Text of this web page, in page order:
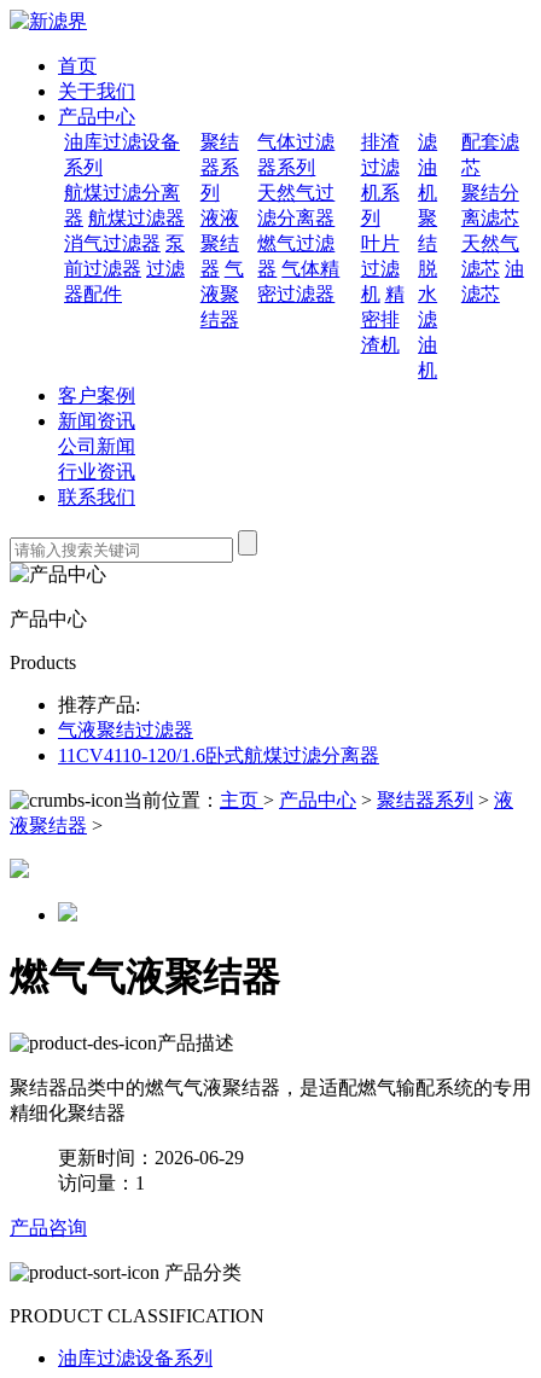
首页
关于我们
产品中心
油库过滤设备
系列
航煤过滤分离
器 航煤过滤器
消气过滤器 泵
前过滤器 过滤
器配件
聚结
器系
列
液液
聚结
器 气
液聚
结器
气体过滤
器系列
天然气过
滤分离器
燃气过滤
器 气体精
密过滤器
排渣
过滤
机系
列
叶片
过滤
机 精
密排
渣机
滤
油
机
聚
结
脱
水
滤
油
机
配套滤
芯
聚结分
离滤芯
天然气
滤芯 油
滤芯
客户案例
新闻资讯
公司新闻
行业资讯
联系我们
产品中心
Products
推荐产品:
气液聚结过滤器
11CV4110-120/1.6卧式航煤过滤分离器
当前位置： 主页 > 产品中心 > 聚结器系列 > 液
液聚结器 >
燃气气液聚结器
产品描述
聚结器品类中的燃气气液聚结器，是适配燃气输配系统的专用
精细化聚结器
更新时间：2026-06-29
访问量：1
产品咨询
产品分类
PRODUCT CLASSIFICATION
油库过滤设备系列